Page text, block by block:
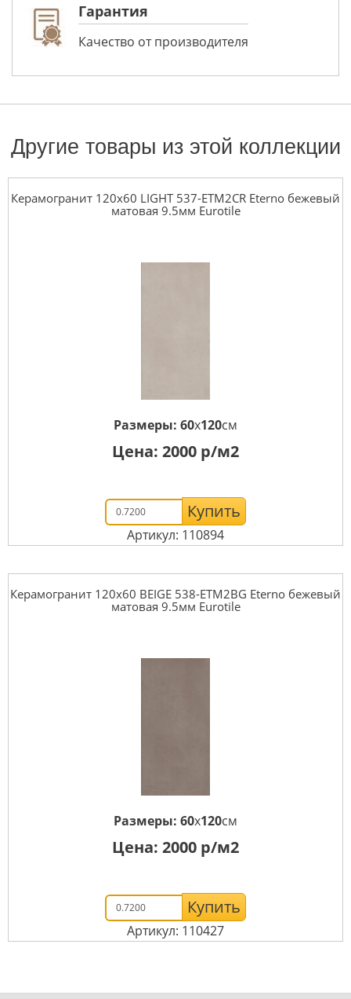
Гарантия
Качество от производителя
Другие товары из этой коллекции
Керамогранит 120x60 LIGHT 537-ETM2CR Eterno бежевый
матовая 9.5мм Eurotile
Размеры: 60x120см
Цена: 2000 р/м2
Купить
Артикул: 110894
Керамогранит 120x60 BEIGE 538-ETM2BG Eterno бежевый
матовая 9.5мм Eurotile
Размеры: 60x120см
Цена: 2000 р/м2
Купить
Артикул: 110427